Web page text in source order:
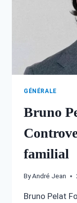
GÉNÉRALE
Bruno
familial
ByAndré Jean
Bruno Pelat